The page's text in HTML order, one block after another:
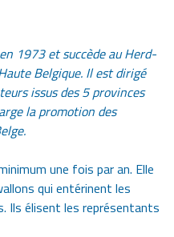
1973 et succède au Herd-
Belgique. Il est dirigé
issus des 5 provinces
la promotion des
une fois par an. Elle
qui entérinent les
Ils élisent les représentants